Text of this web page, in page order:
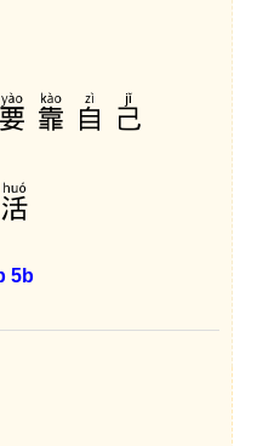
靠自己
5b